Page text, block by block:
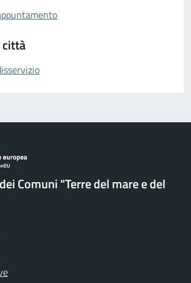
città
Comuni "Terre del mare e del